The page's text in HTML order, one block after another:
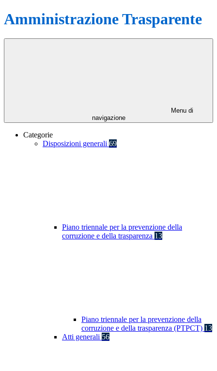
Amministrazione Trasparente
Menu di
navigazione
Categorie
Disposizioni generali 69
Piano triennale per la prevenzione della
corruzione e della trasparenza 13
Piano triennale per la prevenzione della
corruzione e della trasparenza (PTPCT) 13
Atti generali 56